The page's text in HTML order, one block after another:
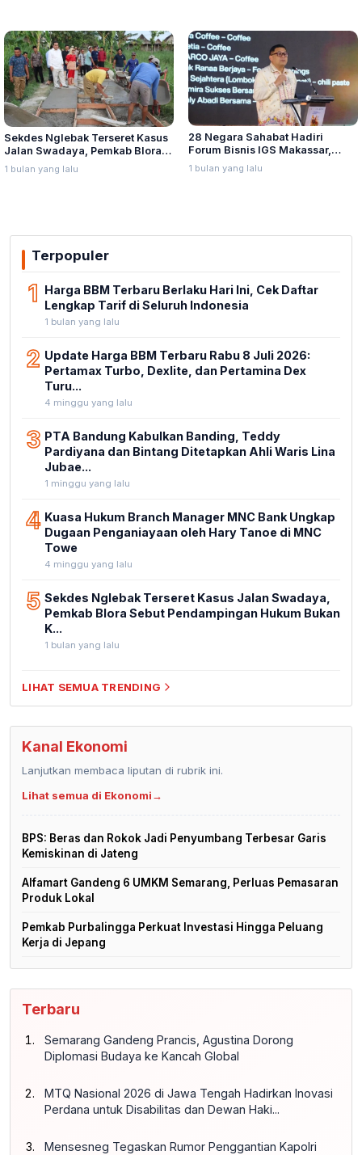
Sekdes Nglebak Terseret Kasus
Jalan Swadaya, Pemkab Blora
Sebut Pendampingan Hukum
Bukan Kewenangannya
1 bulan yang lalu
28 Negara Sahabat Hadiri
Forum Bisnis IGS Makassar,
Munafri Tawarkan Investasi
Stadion Untia
1 bulan yang lalu
Terpopuler
1 Harga BBM Terbaru Berlaku Hari Ini, Cek Daftar
Lengkap Tarif di Seluruh Indonesia
1 bulan yang lalu
2 Update Harga BBM Terbaru Rabu 8 Juli 2026:
Pertamax Turbo, Dexlite, dan Pertamina Dex
Turu...
4 minggu yang lalu
3 PTA Bandung Kabulkan Banding, Teddy
Pardiyana dan Bintang Ditetapkan Ahli Waris Lina
Jubae...
1 minggu yang lalu
4 Kuasa Hukum Branch Manager MNC Bank Ungkap
Dugaan Penganiayaan oleh Hary Tanoe di MNC
Towe
4 minggu yang lalu
5 Sekdes Nglebak Terseret Kasus Jalan Swadaya,
Pemkab Blora Sebut Pendampingan Hukum Bukan
K...
1 bulan yang lalu
LIHAT SEMUA TRENDING
Kanal Ekonomi
Lanjutkan membaca liputan di rubrik ini.
Lihat semua di Ekonomi→
BPS: Beras dan Rokok Jadi Penyumbang Terbesar Garis
Kemiskinan di Jateng
Alfamart Gandeng 6 UMKM Semarang, Perluas Pemasaran
Produk Lokal
Pemkab Purbalingga Perkuat Investasi Hingga Peluang
Kerja di Jepang
Terbaru
Semarang Gandeng Prancis, Agustina Dorong
Diplomasi Budaya ke Kancah Global
MTQ Nasional 2026 di Jawa Tengah Hadirkan Inovasi
Perdana untuk Disabilitas dan Dewan Haki...
Mensesneg Tegaskan Rumor Penggantian Kapolri